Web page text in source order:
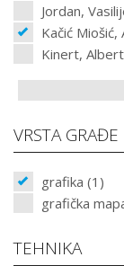
Jordan,
Kačić Miošić,
Kinert,
VRSTA GRAĐE
grafika (1)
grafička
TEHNIKA